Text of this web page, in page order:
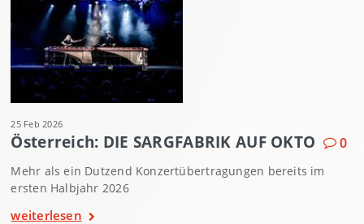
25 Feb 2026
Österreich: DIE SARGFABRIK AUF OKTO 0
Mehr als ein Dutzend Konzertübertragungen bereits im
ersten Halbjahr 2026
weiterlesen